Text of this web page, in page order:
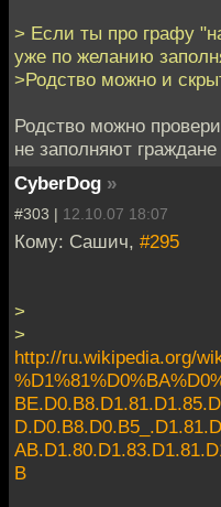
> Если ты про графу
уже по желанию
>Родство можно и
Родство можно
не заполняют
CyberDog »
#303 | 12.10.07 18:07
Кому: Сашич, #295
>
>
http://ru.wikipedia.org/
B